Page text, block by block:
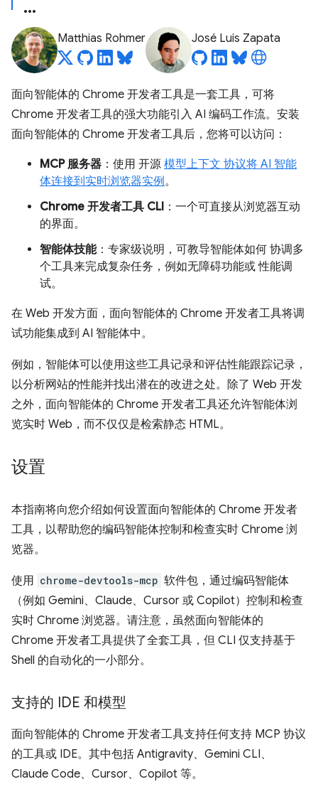
Matthias Rohmer José Luis Zapata
面向智能体的 Chrome 开发者工具是一套工具，可将
Chrome 开发者工具的强大功能引入 AI 编码工作流。安装
面向智能体的 Chrome 开发者工具后，您将可以访问：
MCP 服务器 ：使用 开源 模型上下文 协议将 AI 智能
体连接到实时浏览器实例。
Chrome 开发者工具 CLI ：一个可直接从浏览器互动
的界面。
智能体技能：专家级说明，可教导智能体如何 协调多
个工具来完成复杂任务，例如无障碍功能或 性能调
试。
在 Web 开发方面，面向智能体的 Chrome 开发者工具将调
试功能集成到 AI 智能体中。
例如，智能体可以使用这些工具记录和评估性能跟踪记录，
以分析网站的性能并找出潜在的改进之处。除了 Web 开发
之外，面向智能体的 Chrome 开发者工具还允许智能体浏
览实时 Web，而不仅仅是检索静态 HTML。
设置
本指南将向您介绍如何设置面向智能体的 Chrome 开发者
工具，以帮助您的编码智能体控制和检查实时 Chrome 浏
览器。
使用 chrome-devtools-mcp 软件包，通过编码智能体
（例如 Gemini、Claude、Cursor 或 Copilot）控制和检查
实时 Chrome 浏览器。请注意，虽然面向智能体的
Chrome 开发者工具提供了全套工具，但 CLI 仅支持基于
Shell 的自动化的一小部分。
支持的 IDE 和模型
面向智能体的 Chrome 开发者工具支持任何支持 MCP 协议
的工具或 IDE。其中包括 Antigravity、Gemini CLI、
Claude Code、Cursor、Copilot 等。